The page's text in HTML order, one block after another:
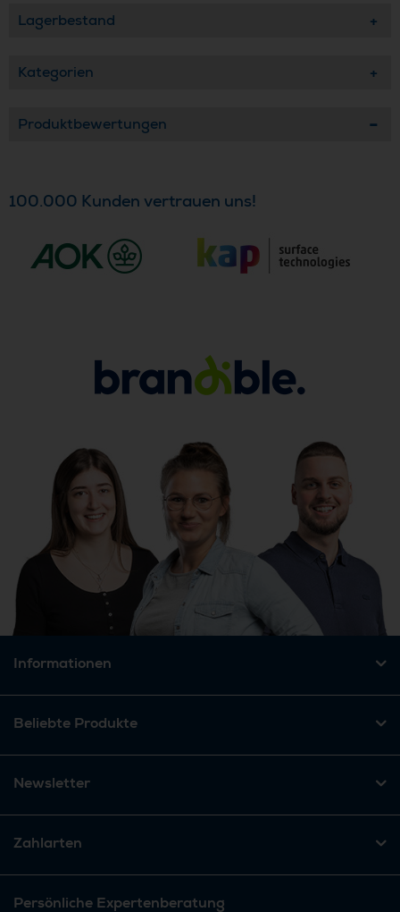
Lagerbestand
Kategorien
Produktbewertungen
100.000 Kunden vertrauen uns!
Informationen
Beliebte Produkte
Newsletter
Zahlarten
Persönliche Expertenberatung